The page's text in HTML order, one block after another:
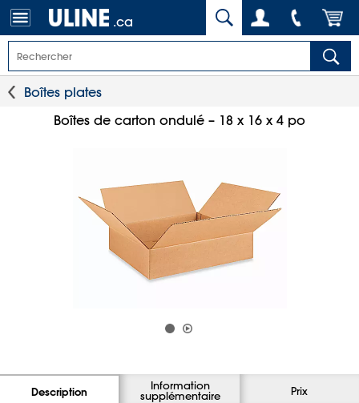
.ca
Boîtes plates
Boîtes de carton ondulé – 18 x 16 x 4 po
Description Information
supplémentaire Prix